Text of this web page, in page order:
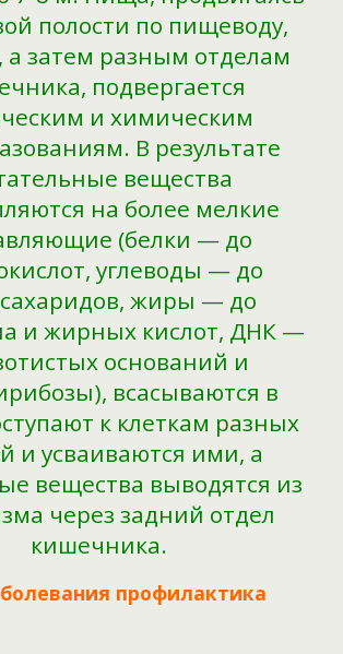
полости по пищеводу,
а затем разным отделам
подвергается
и химическим
В результате
вещества
на более мелкие
(белки — до
углеводы — до
жиры — до
и жирных кислот, ДНК —
оснований и
всасываются в
к клеткам разных
и усваиваются ими, а
вещества выводятся из
через задний отдел
кишечника.
профилактика